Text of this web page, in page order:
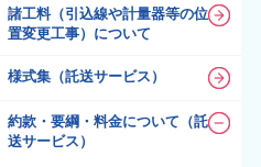
諸工料（引込線や計量器等の位
置変更工事）について
様式集（託送サービス）
約款・要綱・料金について（託
送サービス）